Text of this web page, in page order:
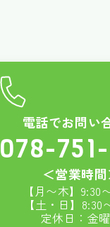
電話でお問い
078-
＜営業時間
【月〜木】 9:30
【土・日】 8:30
定休日：金